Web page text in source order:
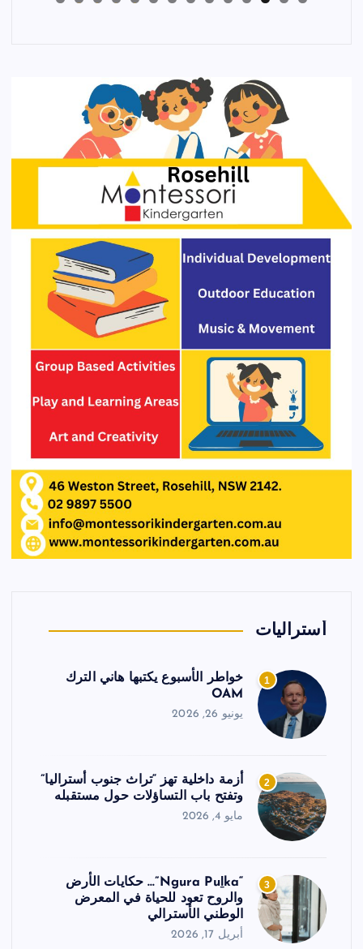
أستراليات
1
خواطر الأسبوع يكتبها هاني الترك
OAM
يونيو 26, 2026
2
أزمة داخلية تهز “تراث جنوب أستراليا”
وتفتح باب التساؤلات حول مستقبله
مايو 4, 2026
3
“Ngura Puḻka”… حكايات الأرض
والروح تعود للحياة في المعرض
الوطني الأسترالي
أبريل 17, 2026